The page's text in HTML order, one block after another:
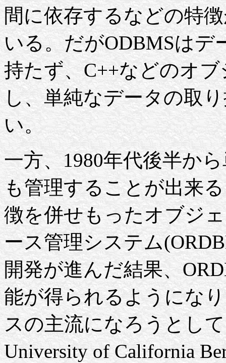
間に依存するなどの特
いる。だがODBMSはデ
持たず、C++などのオ
し、単純なデータの取
い。
一方、1980年代後半か
も管理することが出来
徴を併せもったオブジ
ース管理システム
開発が進んだ結果、
能が得られるようにな
スの主流になろうとし
University of California